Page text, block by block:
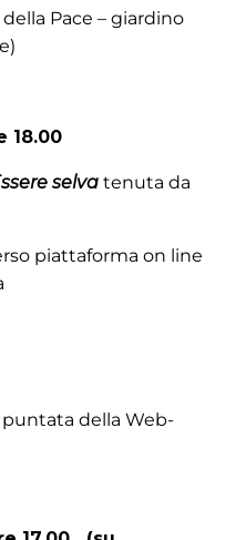
Pace – giardino
18.00
selva tenuta da
piattaforma on line
della Web-